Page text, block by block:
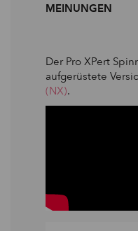
MEINUNGEN
Der Pro XPert
aufgerüstete
(NX).